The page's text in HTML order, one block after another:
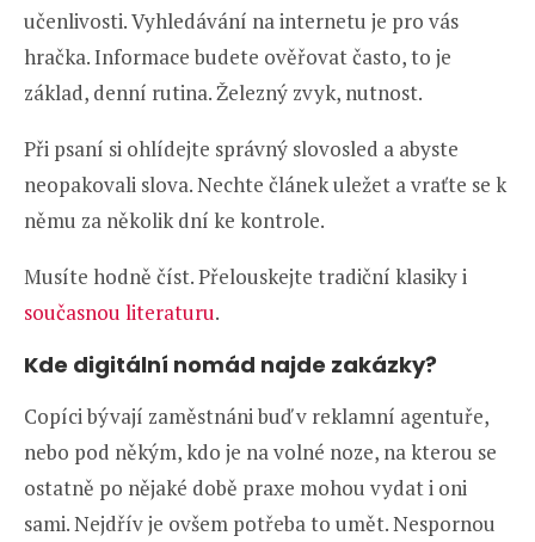
učenlivosti. Vyhledávání na internetu je pro vás
hračka. Informace budete ověřovat často, to je
základ, denní rutina. Železný zvyk, nutnost.
Při psaní si ohlídejte správný slovosled a abyste
neopakovali slova. Nechte článek uležet a vraťte se k
němu za několik dní ke kontrole.
Musíte hodně číst. Přelouskejte tradiční klasiky i
současnou literaturu.
Kde digitální nomád najde zakázky?
Copíci bývají zaměstnáni buď v reklamní agentuře,
nebo pod někým, kdo je na volné noze, na kterou se
ostatně po nějaké době praxe mohou vydat i oni
sami. Nejdřív je ovšem potřeba to umět. Nespornou